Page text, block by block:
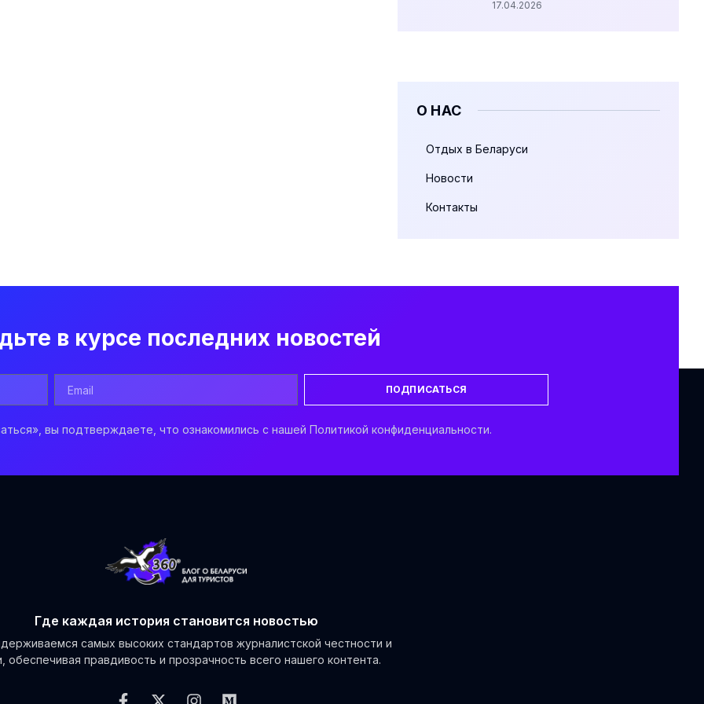
17.04.2026
О НАС
Отдых в Беларуси
Новости
Контакты
в курсе последних новостей
ПОДПИСАТЬСЯ
вы подтверждаете, что ознакомились с нашей Политикой конфиденциальности.
Где каждая история становится новостью
самых высоких стандартов журналистской честности и
обеспечивая правдивость и прозрачность всего нашего контента.